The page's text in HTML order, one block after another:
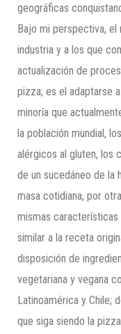
geográficas
Bajo mi perspectiva,
industria y a los que
actualización de
pizza; es el adaptarse
minoría que
la población mundial,
alérgicos al gluten, los
de un sucedáneo de la
masa cotidiana, por
mismas
similar a la receta
disposición de
vegetariana y vegana
Latinoamérica y Chile;
que siga siendo la